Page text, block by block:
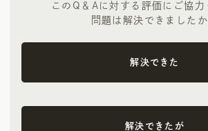
このQ＆Aに対する評価にご協力
問題は解決できましたか
解決できた
解決できたが